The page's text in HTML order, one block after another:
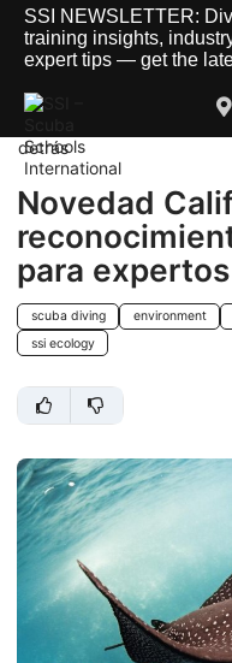
SSI NEWSLETTER:
training insights,
expert tips — get the
detrás
Novedad
para
scuba diving environment
ssi ecology